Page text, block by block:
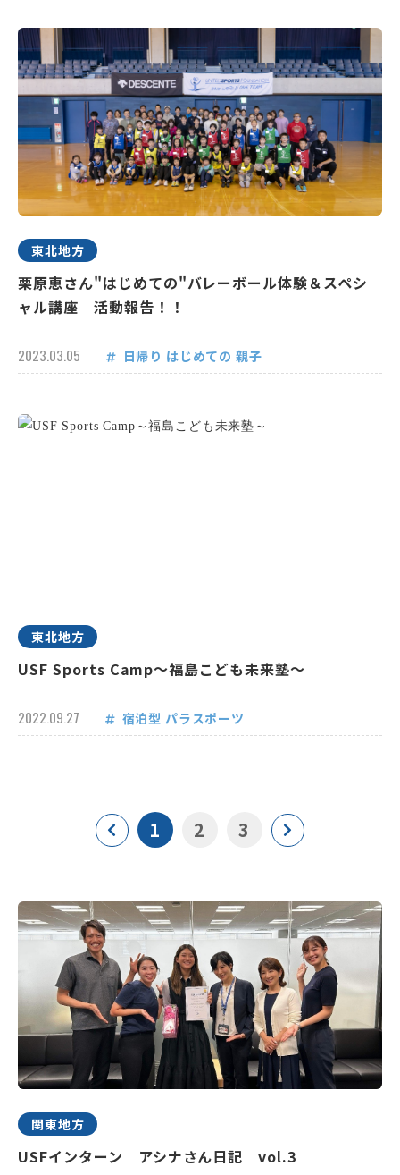
東北地方
栗原恵さん"はじめての"バレーボール体験＆スペシ
ャル講座 活動報告！！
2023.03.05 日帰り はじめての 親子
東北地方
USF Sports Camp～福島こども未来塾～
2022.09.27 宿泊型 パラスポーツ
1 2 3
関東地方
USFインターン アシナさん日記 vol.3